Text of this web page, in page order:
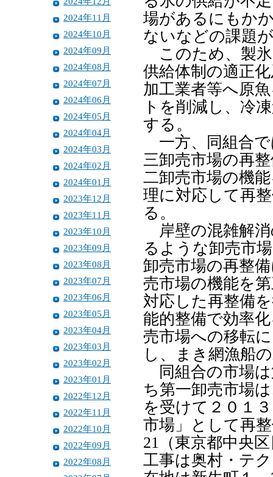
2024年11月
2024年10月
2024年09月
2024年08月
2024年07月
2024年06月
2024年05月
2024年04月
2024年03月
2024年02月
2024年01月
2023年12月
2023年11月
2023年10月
2023年09月
2023年08月
2023年07月
2023年06月
2023年05月
2023年04月
2023年03月
2023年02月
2023年01月
2022年12月
2022年11月
2022年10月
2022年09月
2022年08月
場があるにもか
ないなどの課題
このため、製氷
供給体制の適正
加工業者等へ原
トを削減し、冷
する。
一方、同組合で
三卸売市場の再
二卸売市場の機
理に対応して再
る。
岸壁の混雑解消
るような卸売市
卸売市場の再整
売市場の機能を
対応した再整備
能的整備で効率
売市場への移転
し、まき網漁船
同組合の市場は
ち第一卸売市場
を受けて２０１
市場」として再
21（東京都中央
工事は奥村・テ